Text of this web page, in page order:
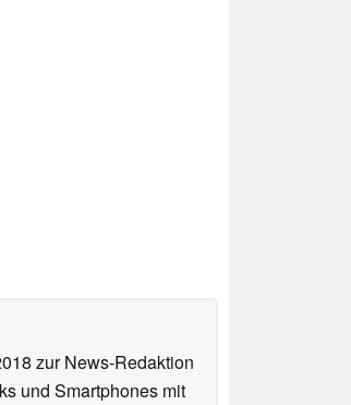
zur News-Redaktion
und Smartphones mit